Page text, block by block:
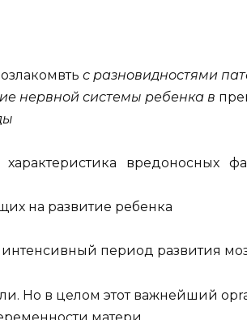
с разновидностями
нервной системы ребенка в
вредоносных
на развитие ребенка
период развития
Но в целом этот важнейший
матери.